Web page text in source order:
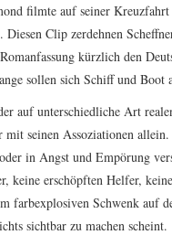
filmte auf seiner
Diesen Clip zerdehnen
kürzlich den
sollen sich Schiff und Boot
auf unterschiedliche Art
mit seinen Assoziationen
in Angst und Empörung
keine erschöpften Helfer,
farbexplosiven Schwenk auf
sichtbar zu machen scheint.